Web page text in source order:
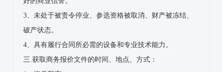
3、未处于被责令停业、参选资格被取消、财产被冻结、
破产状态。
4、具有履行合同所必需的设备和专业技术能力。
三.获取商务报价文件的时间、地点、方式：